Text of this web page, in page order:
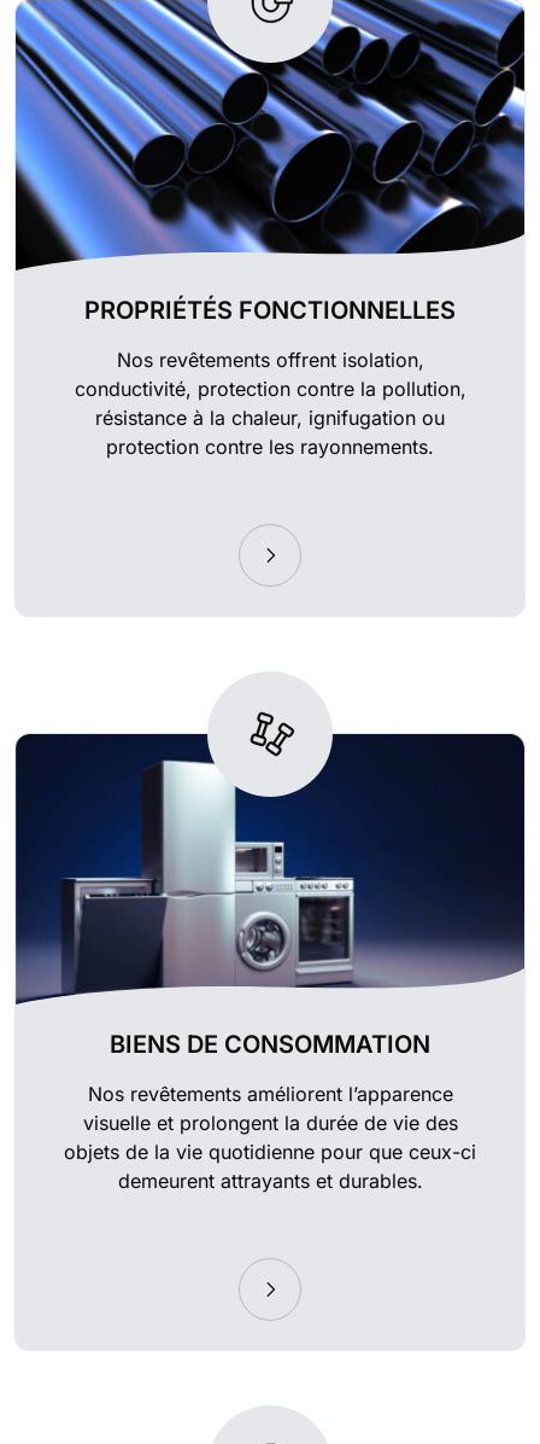
PROPRIÉTÉS FONCTIONNELLES
Nos revêtements offrent isolation,
conductivité, protection contre la pollution,
résistance à la chaleur, ignifugation ou
protection contre les rayonnements.
BIENS DE CONSOMMATION
Nos revêtements améliorent l’apparence
visuelle et prolongent la durée de vie des
objets de la vie quotidienne pour que ceux-ci
demeurent attrayants et durables.